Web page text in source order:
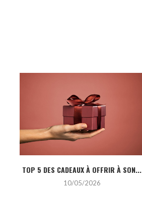
TOP 5 DES CADEAUX À OFFRIR À SON...
10/05/2026